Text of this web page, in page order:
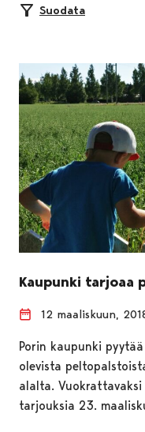
Suodata
Kaupunki tarjoaa
12 maaliskuun,
Porin kaupunki
olevista
alalta.
tarjouksia 23.